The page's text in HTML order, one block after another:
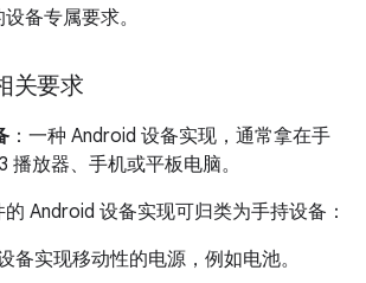
备专属要求。
关要求
：一种 Android 设备实现，通常拿在手
播放器、手机或平板电脑。
Android 设备实现可归类为手持设备：
备实现移动性的电源，例如电池。